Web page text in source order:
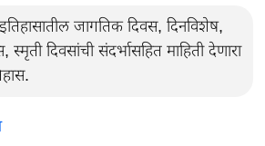
जागतिक दिवस, दिनविशेष,
दिवसांची संदर्भासहित माहिती देणारा